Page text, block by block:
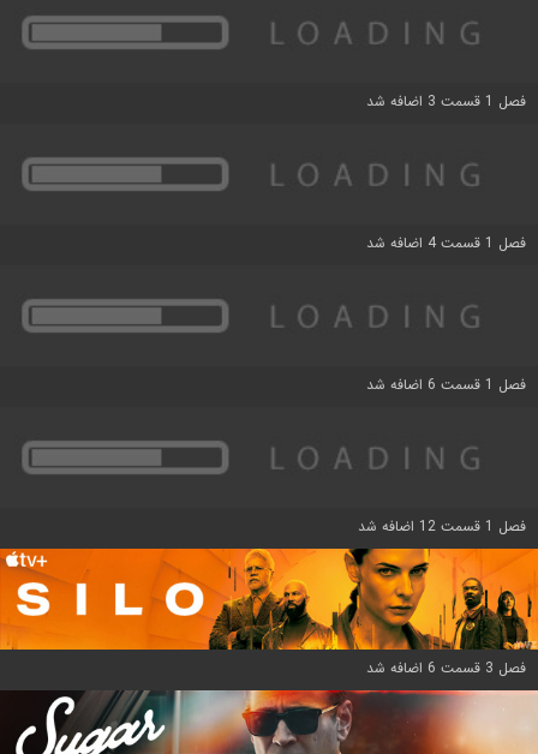
فصل 1 قسمت 3 اضافه شد
فصل 1 قسمت 4 اضافه شد
فصل 1 قسمت 6 اضافه شد
فصل 1 قسمت 12 اضافه شد
فصل 3 قسمت 6 اضافه شد